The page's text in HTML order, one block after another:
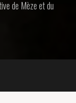
de Mèze et du